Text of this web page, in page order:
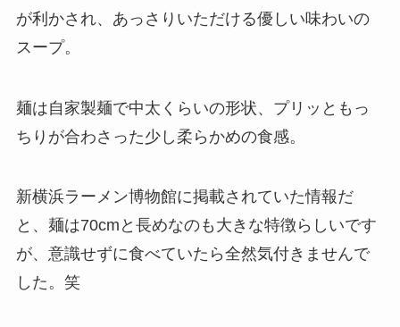
が利かされ、あっさりいただける優しい味わいの
スープ。
麺は自家製麺で中太くらいの形状、プリッともっ
ちりが合わさった少し柔らかめの食感。
新横浜ラーメン博物館に掲載されていた情報だ
と、麺は70cmと長めなのも大きな特徴らしいです
が、意識せずに食べていたら全然気付きませんで
した。笑